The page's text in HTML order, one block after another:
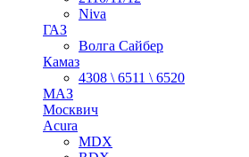
Niva
ГАЗ
Волга Сайбер
Камаз
4308 \ 6511 \ 6520
МАЗ
Москвич
Acura
MDX